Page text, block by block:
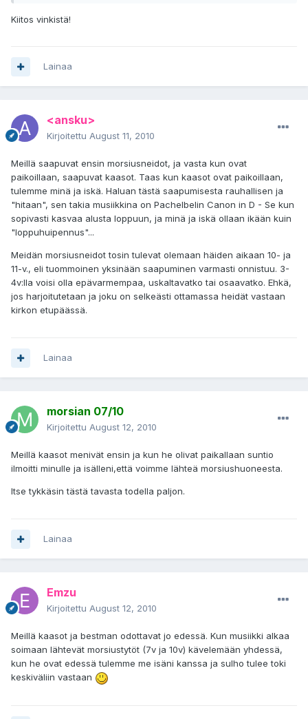
Kiitos vinkistä!
Lainaa
<ansku>
Kirjoitettu August 11, 2010
Meillä saapuvat ensin morsiusneidot, ja vasta kun ovat
paikoillaan, saapuvat kaasot. Taas kun kaasot ovat paikoillaan,
tulemme minä ja iskä. Haluan tästä saapumisesta rauhallisen ja
"hitaan", sen takia musiikkina on Pachelbelin Canon in D - Se kun
sopivasti kasvaa alusta loppuun, ja minä ja iskä ollaan ikään kuin
"loppuhuipennus"...
Meidän morsiusneidot tosin tulevat olemaan häiden aikaan 10- ja
11-v., eli tuommoinen yksinään saapuminen varmasti onnistuu. 3-
4v:lla voisi olla epävarmempaa, uskaltavatko tai osaavatko. Ehkä,
jos harjoitutetaan ja joku on selkeästi ottamassa heidät vastaan
kirkon etupäässä.
Lainaa
morsian 07/10
Kirjoitettu August 12, 2010
Meillä kaasot menivät ensin ja kun he olivat paikallaan suntio
ilmoitti minulle ja isälleni,että voimme lähteä morsiushuoneesta.
Itse tykkäsin tästä tavasta todella paljon.
Lainaa
Emzu
Kirjoitettu August 12, 2010
Meillä kaasot ja bestman odottavat jo edessä. Kun musiikki alkaa
soimaan lähtevät morsiustytöt (7v ja 10v) kävelemään yhdessä,
kun he ovat edessä tulemme me isäni kanssa ja sulho tulee toki
keskiväliin vastaan